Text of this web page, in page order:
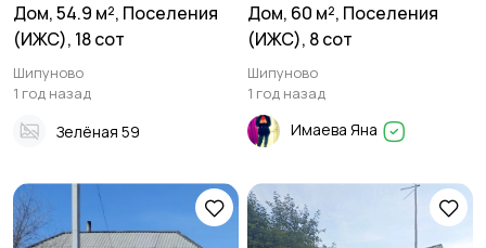
Дом, 54.9 м², Поселения
(ИЖС), 18 сот
Шипуново
1 год назад
Зелёная 59
Дом, 60 м², Поселения
(ИЖС), 8 сот
Шипуново
1 год назад
Имаева Яна